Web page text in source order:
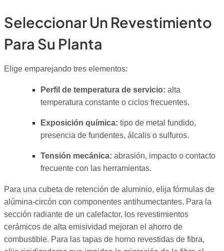
Seleccionar Un Revestimiento
Para Su Planta
Elige emparejando tres elementos:
Perfil de temperatura de servicio: alta
temperatura constante o ciclos frecuentes.
Exposición química: tipo de metal fundido,
presencia de fundentes, álcalis o sulfuros.
Tensión mecánica: abrasión, impacto o contacto
frecuente con las herramientas.
Para una cubeta de retención de aluminio, elija fórmulas de
alúmina-circón con componentes antihumectantes. Para la
sección radiante de un calefactor, los revestimientos
cerámicos de alta emisividad mejoran el ahorro de
combustible. Para las tapas de horno revestidas de fibra,